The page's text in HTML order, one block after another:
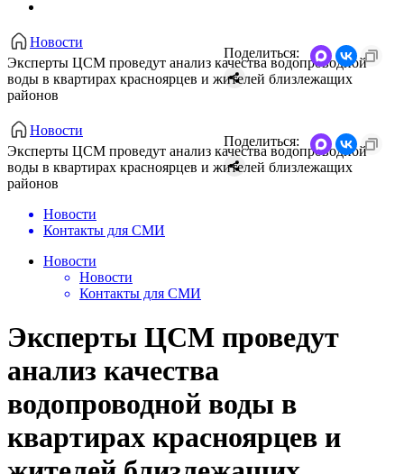
Новости
Эксперты ЦСМ проведут анализ качества водопроводной
воды в квартирах красноярцев и жителей близлежащих
районов
Поделиться:
Новости
Эксперты ЦСМ проведут анализ качества водопроводной
воды в квартирах красноярцев и жителей близлежащих
районов
Поделиться:
Новости
Контакты для СМИ
Новости
Новости
Контакты для СМИ
Эксперты ЦСМ проведут
анализ качества
водопроводной воды в
квартирах красноярцев и